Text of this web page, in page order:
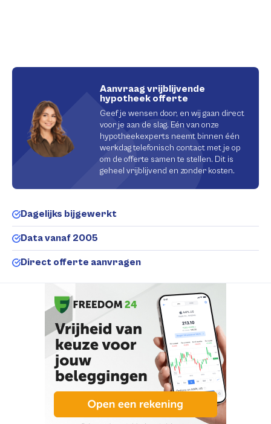
Aanvraag vrijblijvende
hypotheek offerte
Geef je wensen door, en wij gaan direct
voor je aan de slag. Eén van onze
hypotheekexperts neemt binnen één
werkdag telefonisch contact met je op
om de offerte samen te stellen. Dit is
geheel vrijblijvend en zonder kosten.
Dagelijks bijgewerkt
Data vanaf 2005
Direct offerte aanvragen